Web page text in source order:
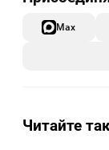
Max
Читайте